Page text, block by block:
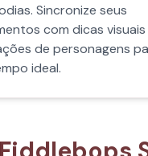
Sincronize seus
com dicas visuais
de personagens
ideal.